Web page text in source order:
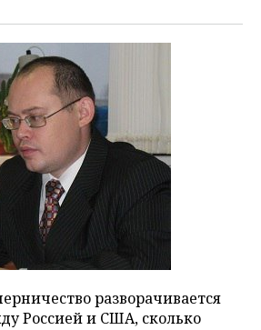
разворачивается
Россией и США, сколько